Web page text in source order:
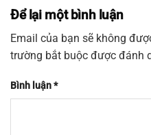
Để lại một bình luận
Email của bạn sẽ không
trường bắt buộc được đánh
Bình luận*